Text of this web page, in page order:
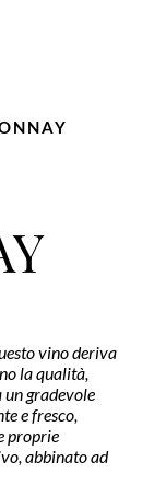
vino deriva
la qualità,
gradevole
e fresco,
proprie
abbinato ad